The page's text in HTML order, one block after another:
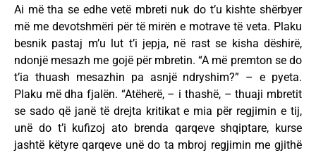
Ai më tha se edhe vetë mbreti nuk do t’u kishte shërbyer
më me devotshmëri për të mirën e motrave të veta. Plaku
besnik pastaj m’u lut t’i jepja, në rast se kisha dëshirë,
ndonjë mesazh me gojë për mbretin. “A më premton se do
t’ia thuash mesazhin pa asnjë ndryshim?” – e pyeta.
Plaku më dha fjalën. “Atëherë, – i thashë, – thuaji mbretit
se sado që janë të drejta kritikat e mia për regjimin e tij,
unë do t’i kufizoj ato brenda qarqeve shqiptare, kurse
jashtë këtyre qarqeve unë do ta mbroj regjimin me gjithë